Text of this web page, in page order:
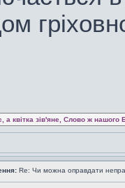
а квітка зів'яне, Слово ж нашого
Re: Чи можна оправдати